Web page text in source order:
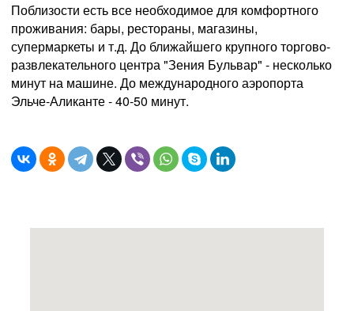
Поблизости есть все необходимое для комфортного
проживания: бары, рестораны, магазины,
супермаркеты и т.д. До ближайшего крупного торгово-
развлекательного центра "Зения Бульвар" - несколько
минут на машине. До международного аэропорта
Эльче-Аликанте - 40-50 минут.